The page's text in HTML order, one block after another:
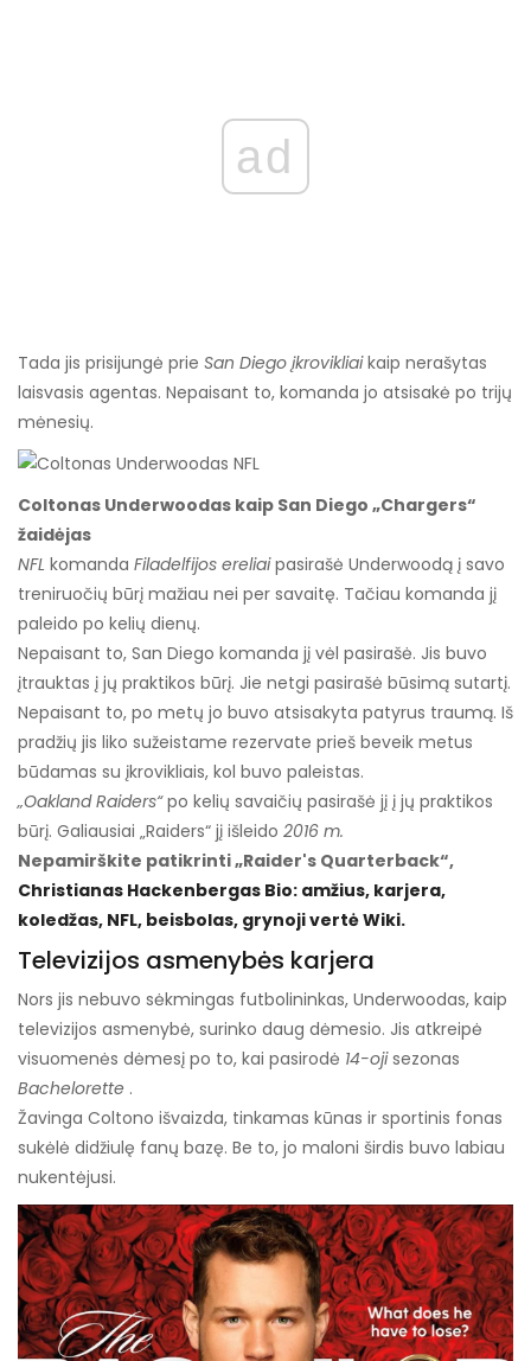
ad
Tada jis prisijungė prie San Diego įkrovikliai kaip nerašytas
laisvasis agentas. Nepaisant to, komanda jo atsisakė po trijų
mėnesių.
Coltonas Underwoodas kaip San Diego „Chargers“
žaidėjas
NFL komanda Filadelfijos ereliai pasirašė Underwoodą į savo
treniruočių būrį mažiau nei per savaitę. Tačiau komanda jį
paleido po kelių dienų.
Nepaisant to, San Diego komanda jį vėl pasirašė. Jis buvo
įtrauktas į jų praktikos būrį. Jie netgi pasirašė būsimą sutartį.
Nepaisant to, po metų jo buvo atsisakyta patyrus traumą. Iš
pradžių jis liko sužeistame rezervate prieš beveik metus
būdamas su įkrovikliais, kol buvo paleistas.
„Oakland Raiders“ po kelių savaičių pasirašė jį į jų praktikos
būrį. Galiausiai „Raiders“ jį išleido 2016 m.
Nepamirškite patikrinti „Raider's Quarterback“,
Christianas Hackenbergas Bio: amžius, karjera,
koledžas, NFL, beisbolas, grynoji vertė Wiki.
Televizijos asmenybės karjera
Nors jis nebuvo sėkmingas futbolininkas, Underwoodas, kaip
televizijos asmenybė, surinko daug dėmesio. Jis atkreipė
visuomenės dėmesį po to, kai pasirodė 14-oji sezonas
Bachelorette .
Žavinga Coltono išvaizda, tinkamas kūnas ir sportinis fonas
sukėlė didžiulę fanų bazę. Be to, jo maloni širdis buvo labiau
nukentėjusi.